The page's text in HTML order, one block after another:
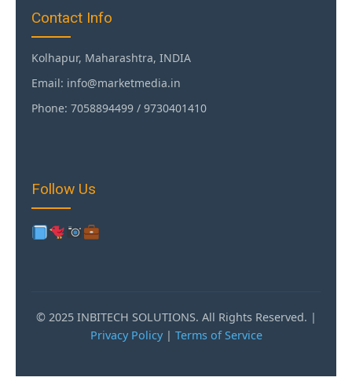
Contact Info
Kolhapur, Maharashtra, INDIA
Email: info@marketmedia.in
Phone: 7058894499 / 9730401410
Follow Us
© 2025 INBITECH SOLUTIONS. All Rights Reserved. |
Privacy Policy| Terms of Service